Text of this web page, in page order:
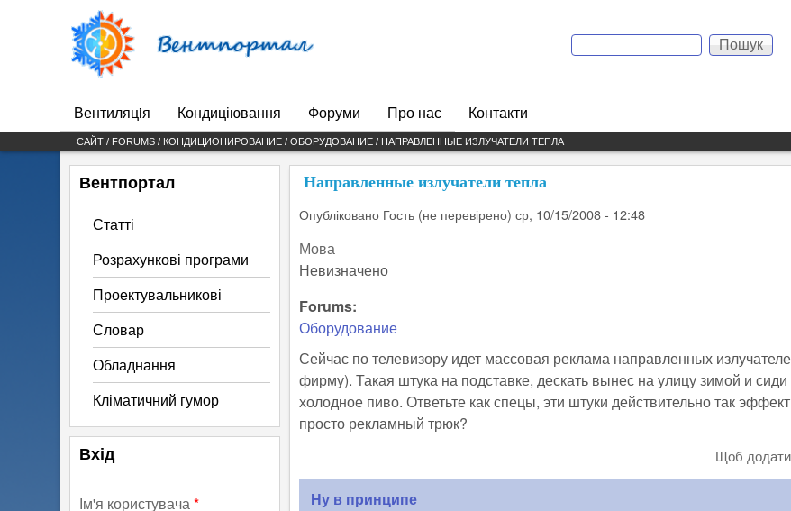
Вентпортал
Пошукова форма
Пошук
Main menu
Вентиляцiя Кондиціювання Форуми Про нас Контакти
САЙТ /
ВИ Є ТУТ
FORUMS / КОНДИЦИОНИРОВАНИЕ /ОБОРУДОВАНИЕ / НАПРАВЛЕННЫЕ ИЗЛУЧАТЕЛИ ТЕПЛА
Направленные излучатели тепла
Опубліковано Гость (не перевірено) ср, 10/15/2008 - 12:48
Мова
Невизначено
Forums:
Оборудование
Сейчас по телевизору идет массовая реклама направленных
фирму). Такая штука на подставке, дескать вынес на улицу зимой и
холодное пиво. Ответьте как спецы, эти штуки действительно так
просто рекламный трюк?
Щоб
Ну в принципе
Вентпортал
Статті
Розрахункові програми
Проектувальникові
Словар
Обладнання
Кліматичний гумор
Вхід
Ім'я користувача*